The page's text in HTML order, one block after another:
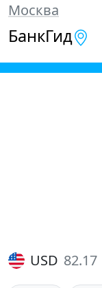
Москва
БанкГид
USD 82.17